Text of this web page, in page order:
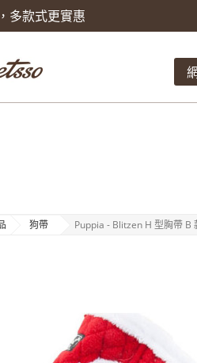
多款式更實惠
加入到購物車
狗帶 Puppia - Blitzen H 型胸帶 B